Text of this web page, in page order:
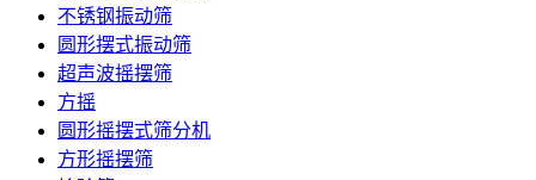
不锈钢振动筛
圆形摆式振动筛
超声波摇摆筛
方摇
圆形摇摆式筛分机
方形摇摆筛